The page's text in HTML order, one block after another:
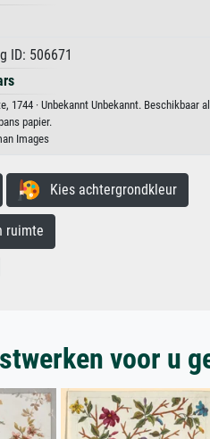
ID: 506671
· Unbekannt Unbekannt. Beschikbaar
papier.
Images
Kies achtergrondkleur
ruimte
voor u